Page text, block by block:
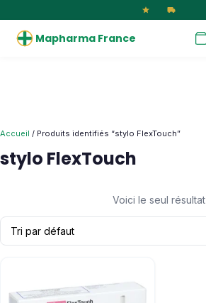
Mapharma France
Accueil / Produits identifiés “stylo FlexTouch”
stylo FlexTouch
Voici le seul résultat